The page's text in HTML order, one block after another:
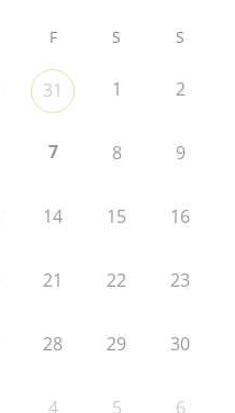
F S S
31 1 2
7 8 9
14 15 16
21 22 23
28 29 30
4 5 6